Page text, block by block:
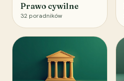
Prawo cywilne
32 poradników